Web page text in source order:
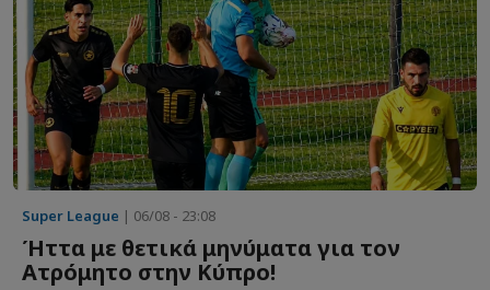
Super League | 06/08 - 23:08
Ήττα με θετικά μηνύματα για τον
Ατρόμητο στην Κύπρο!